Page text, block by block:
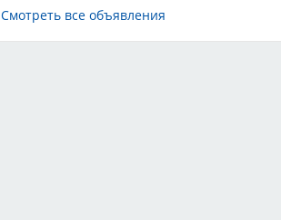
Смотреть все объявления